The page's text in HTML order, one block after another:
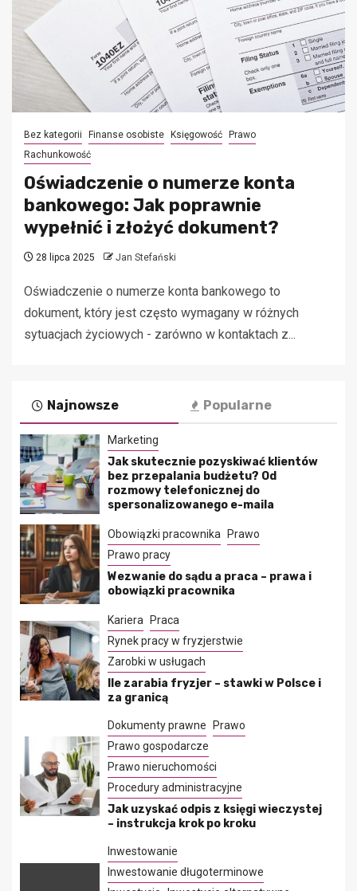
Bez kategorii Finanse osobiste Księgowość
Prawo
Rachunkowość
Oświadczenie o numerze konta
bankowego: Jak poprawnie
wypełnić i złożyć dokument?
28 lipca 2025 Jan Stefański
Oświadczenie o numerze konta bankowego to
dokument, który jest często wymagany w różnych
sytuacjach życiowych - zarówno w kontaktach z...
Najnowsze Popularne
Marketing
Jak skutecznie pozyskiwać klientów
bez przepalania budżetu? Od
rozmowy telefonicznej do
spersonalizowanego e-maila
Obowiązki pracownika
Prawo
Prawo pracy
Wezwanie do sądu a praca – prawa i
obowiązki pracownika
Kariera
Praca
Rynek pracy w fryzjerstwie
Zarobki w usługach
Ile zarabia fryzjer – stawki w Polsce i
za granicą
Dokumenty prawne
Prawo
Prawo gospodarcze
Prawo nieruchomości
Procedury administracyjne
Jak uzyskać odpis z księgi wieczystej
– instrukcja krok po kroku
Inwestowanie
Inwestowanie długoterminowe